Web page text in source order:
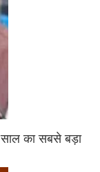
का सबसे बड़ा